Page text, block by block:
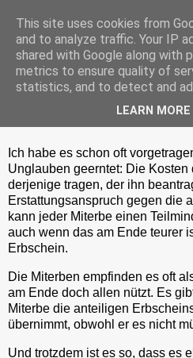
Freitag, 20. November 2020
BGH: Kosten des
der Antragsteller
Ich habe es schon oft
Unglauben geerntet: Die
derjenige tragen, der ihn
Erstattungsanspruch gegen die
kann jeder Miterbe einen
auch wenn das am Ende teurer
Erbschein.
Die Miterben empfinden es oft
am Ende doch allen nützt. Es
Miterbe die anteiligen
übernimmt, obwohl er es nicht
Und trotzdem ist es so, dass es
This site uses cookies from
and to analyze traffic. Your IP
shared with Google along with
metrics to ensure quality of
statistics, and to detect and
LEARN MORE